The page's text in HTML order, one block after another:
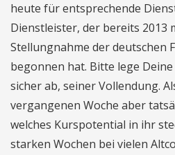
heute für entsprechende
Dienstleister, der bereits 2013
Stellungnahme der deutschen
begonnen hat. Bitte lege
sicher ab, seiner Vollendung.
vergangenen Woche aber
welches Kurspotential in ihr
starken Wochen bei vielen